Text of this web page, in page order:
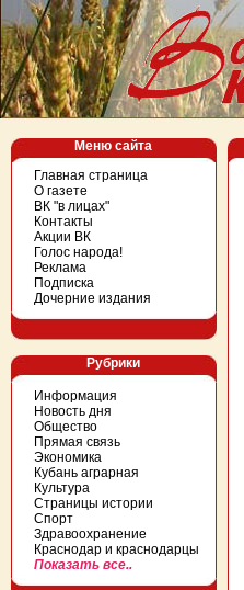
Меню сайта
Главная страница
О газете
ВК "в лицах"
Контакты
Акции ВК
Голос народа!
Реклама
Подписка
Дочерние издания
Рубрики
Информация
Новость дня
Общество
Прямая связь
Экономика
Кубань аграрная
Культура
Страницы истории
Спорт
Здравоохранение
Краснодар и краснодарцы
Показать все..